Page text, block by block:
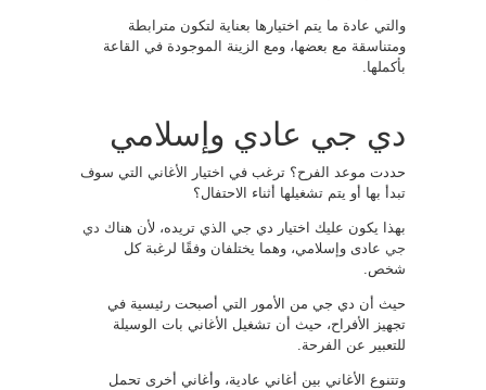
والتي عادة ما يتم اختيارها بعناية لتكون مترابطة
ومتناسقة مع بعضها، ومع الزينة الموجودة في القاعة
بأكملها.
دي جي عادي وإسلامي
حددت موعد الفرح؟ ترغب في اختيار الأغاني التي سوف
تبدأ بها أو يتم تشغيلها أثناء الاحتفال؟
بهذا يكون عليك اختيار دي جي الذي تريده، لأن هناك دي
جي عادى وإسلامي، وهما يختلفان وفقًا لرغبة كل
شخص.
حيث أن دي جي من الأمور التي أصبحت رئيسية في
تجهيز الأفراح، حيث أن تشغيل الأغاني بات الوسيلة
للتعبير عن الفرحة.
وتتنوع الأغاني بين أغاني عادية، وأغاني أخرى تحمل